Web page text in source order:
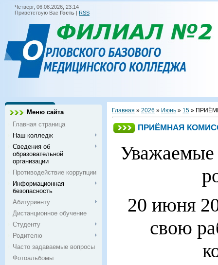
Четверг, 06.08.2026, 23:14
Приветствую Вас Гость | RSS
Меню сайта
Главная страница
Наш колледж
Сведения об
образовательной
организации
Противодействие коррупции
Информационная
безопасность
Абитуриенту
Дистанционное обучение
Студенту
Родителю
Часто задаваемые вопросы
Фотоальбомы
Главная » 2026 » Июнь » 15 »
ПРИЁМНАЯ
Уважаемые
20 июня
свою